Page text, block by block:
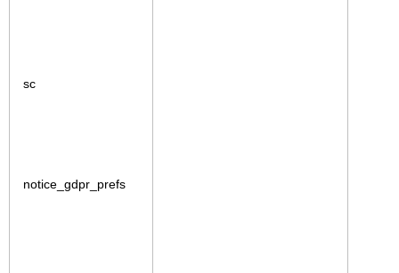
sc
notice_gdpr_prefs